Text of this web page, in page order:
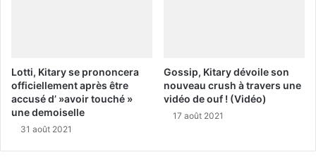
Lotti, Kitary se prononcera
officiellement après être
accusé d’ »avoir touché »
une demoiselle
31 août 2021
Gossip, Kitary dévoile son
nouveau crush à travers une
vidéo de ouf ! (Vidéo)
17 août 2021